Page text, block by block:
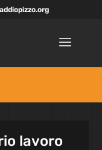
lavoro